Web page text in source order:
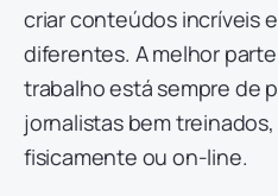
criar conteúdos incríveis
diferentes. A melhor
trabalho está sempre de
jornalistas bem
fisicamente ou on-line.